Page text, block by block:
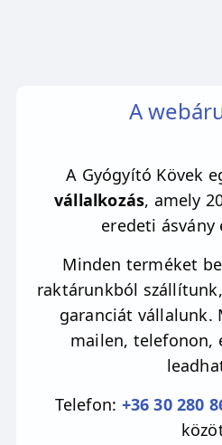
A
A Gyógyító Kövek
vállalkozás, amely
eredeti ásvány
Minden terméket
raktárunkból
garanciát vállalunk.
mailen, telefonon,
Telefon: +36 30 280